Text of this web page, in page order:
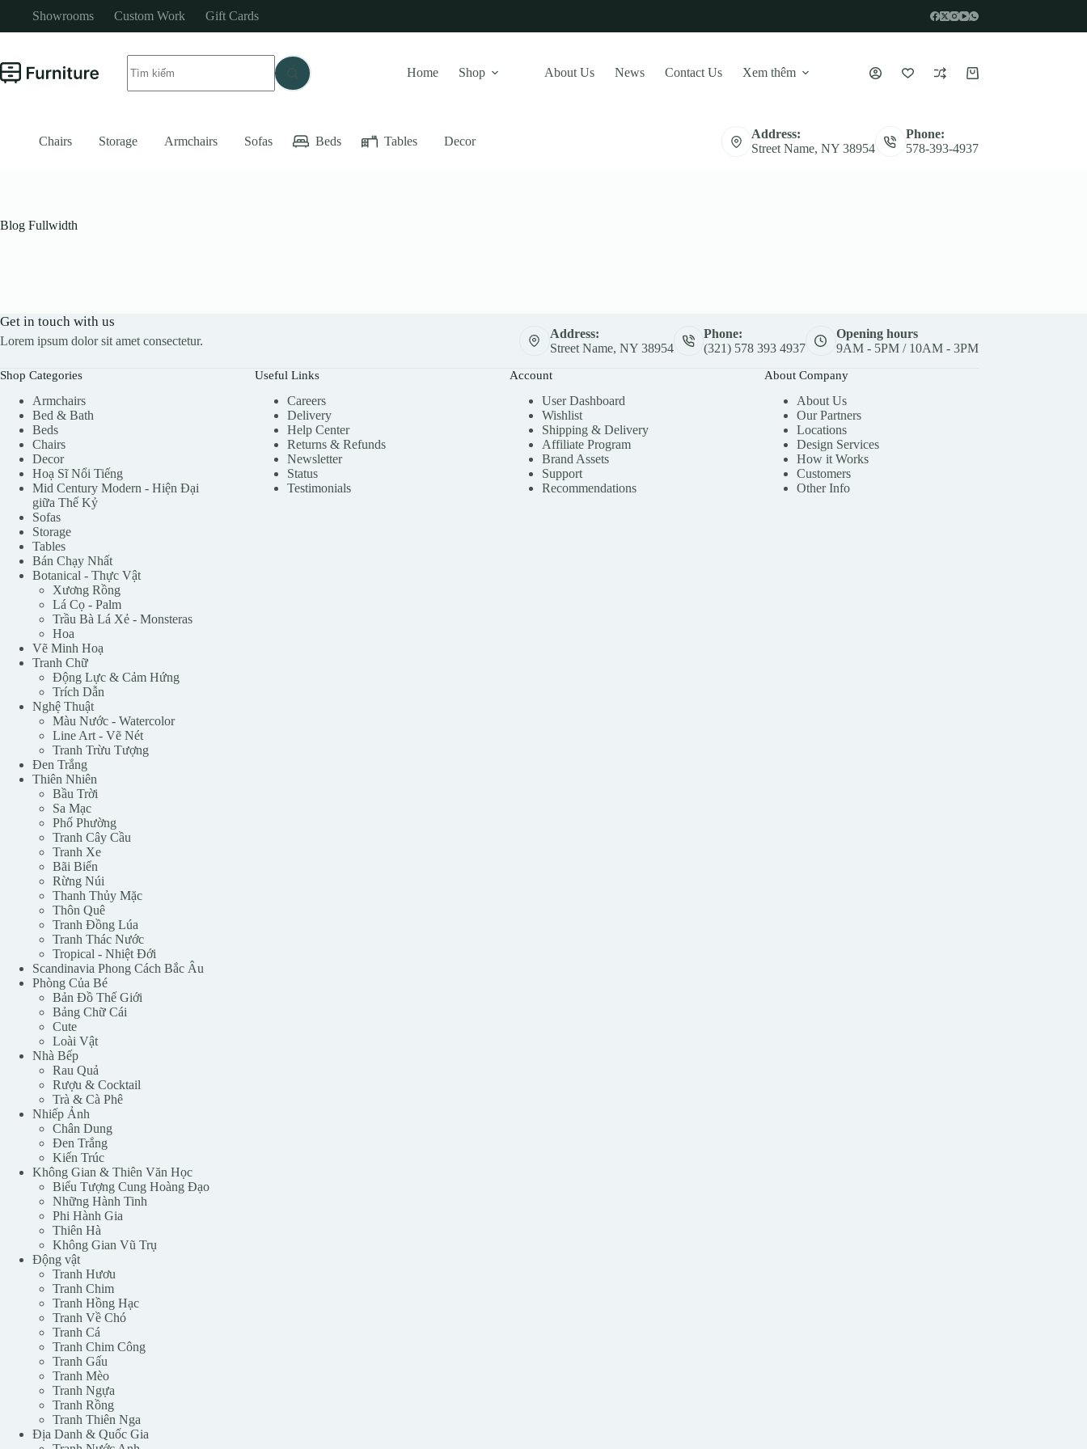
phần
dung
Showrooms Custom Work Gift Cards
có
kết
Home Shop About Us News Contact Us Xem thêm
Giỏ
Chairs Storage Armchairs Sofas Beds Tables Decor
Address:
Street Name, NY 38954
Phone:
578-393-4937
Blog Fullwidth
Get in touch with us
Lorem ipsum dolor sit amet consectetur.
Address:
Street Name, NY 38954
Phone:
(321) 578 393 4937
Opening hours
9AM - 5PM / 10AM - 3PM
Shop Categories
Armchairs
Bed & Bath
Beds
Chairs
Decor
Hoạ Sĩ Nổi Tiếng
Mid Century Modern - Hiện Đại
giữa Thế Kỷ
Sofas
Storage
Tables
Bán Chạy Nhất
Botanical - Thực Vật
Xương Rồng
Lá Cọ - Palm
Trầu Bà Lá Xẻ - Monsteras
Hoa
Vẽ Minh Hoạ
Tranh Chữ
Động Lực & Cảm Hứng
Trích Dẫn
Nghệ Thuật
Màu Nước - Watercolor
Line Art - Vẽ Nét
Tranh Trừu Tượng
Đen Trắng
Thiên Nhiên
Bầu Trời
Sa Mạc
Phố Phường
Tranh Cây Cầu
Tranh Xe
Bãi Biển
Rừng Núi
Thanh Thủy Mặc
Thôn Quê
Tranh Đồng Lúa
Tranh Thác Nước
Tropical - Nhiệt Đới
Scandinavia Phong Cách Bắc Âu
Phòng Của Bé
Bản Đồ Thế Giới
Bảng Chữ Cái
Cute
Loài Vật
Nhà Bếp
Rau Quả
Rượu & Cocktail
Trà & Cà Phê
Nhiếp Ảnh
Chân Dung
Đen Trắng
Kiến Trúc
Không Gian & Thiên Văn Học
Biểu Tượng Cung Hoàng Đạo
Những Hành Tinh
Phi Hành Gia
Thiên Hà
Không Gian Vũ Trụ
Động vật
Tranh Hươu
Tranh Chim
Tranh Hồng Hạc
Tranh Về Chó
Tranh Cá
Tranh Chim Công
Tranh Gấu
Tranh Mèo
Tranh Ngựa
Tranh Rồng
Tranh Thiên Nga
Địa Danh & Quốc Gia
Useful Links
Careers
Delivery
Help Center
Returns & Refunds
Newsletter
Status
Testimonials
Account
User Dashboard
Wishlist
Shipping & Delivery
Affiliate Program
Brand Assets
Support
Recommendations
About Company
About Us
Our Partners
Locations
Design Services
How it Works
Customers
Other Info